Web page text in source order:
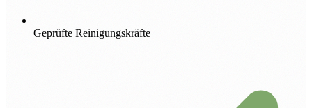
Geprüfte Reinigungskräfte